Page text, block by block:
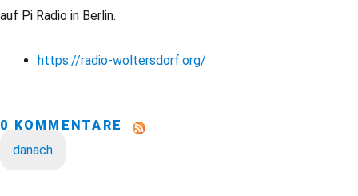
auf Pi Radio in Berlin.
https://radio-woltersdorf.org/
0 KOMMENTARE
danach